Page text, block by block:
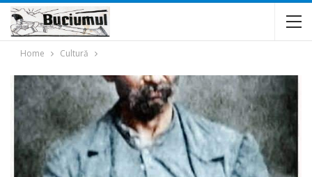
Home Cultură